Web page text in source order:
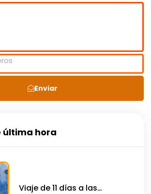
Enviar
última hora
Viaje de 11 días a las